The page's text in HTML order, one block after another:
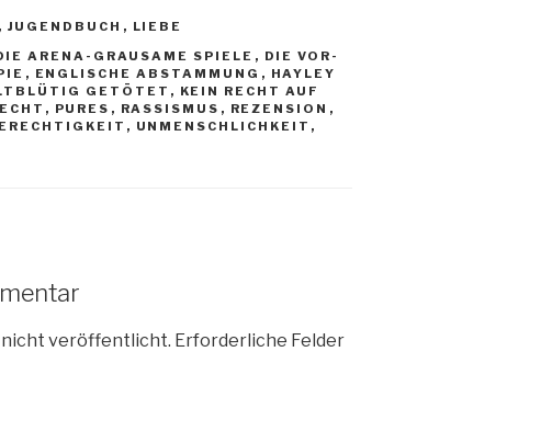
, JUGENDBUCH , LIEBE
ARENA-GRAUSAME SPIELE , DIE VOR-
, ENGLISCHE ABSTAMMUNG , HAYLEY
GETÖTET , KEIN RECHT AUF
, PURES , RASSISMUS , REZENSION ,
, UNMENSCHLICHKEIT ,
nicht veröffentlicht. Erforderliche Felder